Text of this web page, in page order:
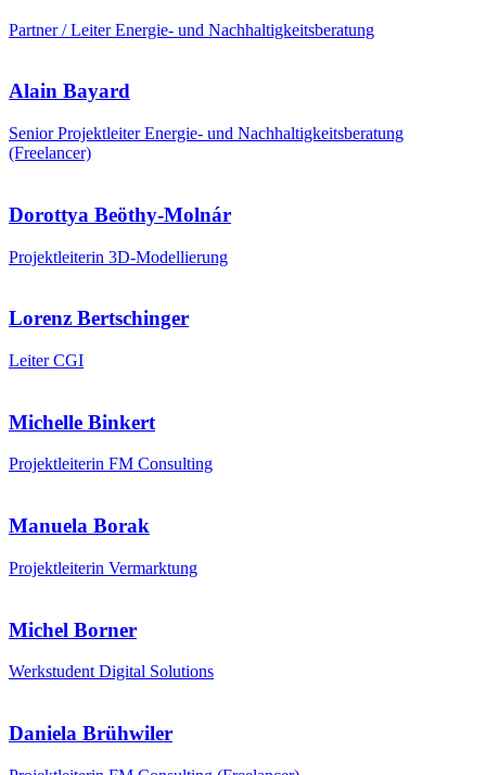
Partner / Leiter Energie- und Nachhaltigkeitsberatung
Alain Bayard
Senior Projektleiter Energie- und Nachhaltigkeitsberatung
(Freelancer)
Dorottya Beöthy-Molnár
Projektleiterin 3D-Modellierung
Lorenz Bertschinger
Leiter CGI
Michelle Binkert
Projektleiterin FM Consulting
Manuela Borak
Projektleiterin Vermarktung
Michel Borner
Werkstudent Digital Solutions
Daniela Brühwiler